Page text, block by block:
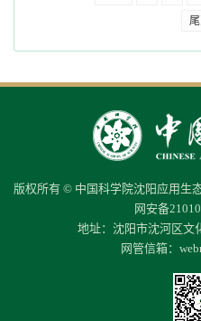
版权所有 © 中国科学院沈阳应用生
网安备
地址：沈阳市沈河区
网管信箱：